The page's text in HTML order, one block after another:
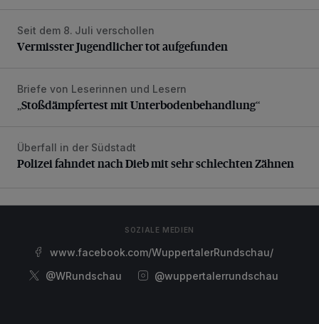
Vermisster Jugendlicher tot aufgefunden
Seit dem 8. Juli verschollen
Vermisster Jugendlicher tot aufgefunden
„Stoßdämpfertest mit Unterbodenbehandlung“
Briefe von Leserinnen und Lesern
„Stoßdämpfertest mit Unterbodenbehandlung“
Polizei fahndet nach Dieb mit sehr schlechten Zähnen
Überfall in der Südstadt
Polizei fahndet nach Dieb mit sehr schlechten Zähnen
SOZIALE MEDIEN
www.facebook.com/WuppertalerRundschau/
@WRundschau
@wuppertalerrundschau